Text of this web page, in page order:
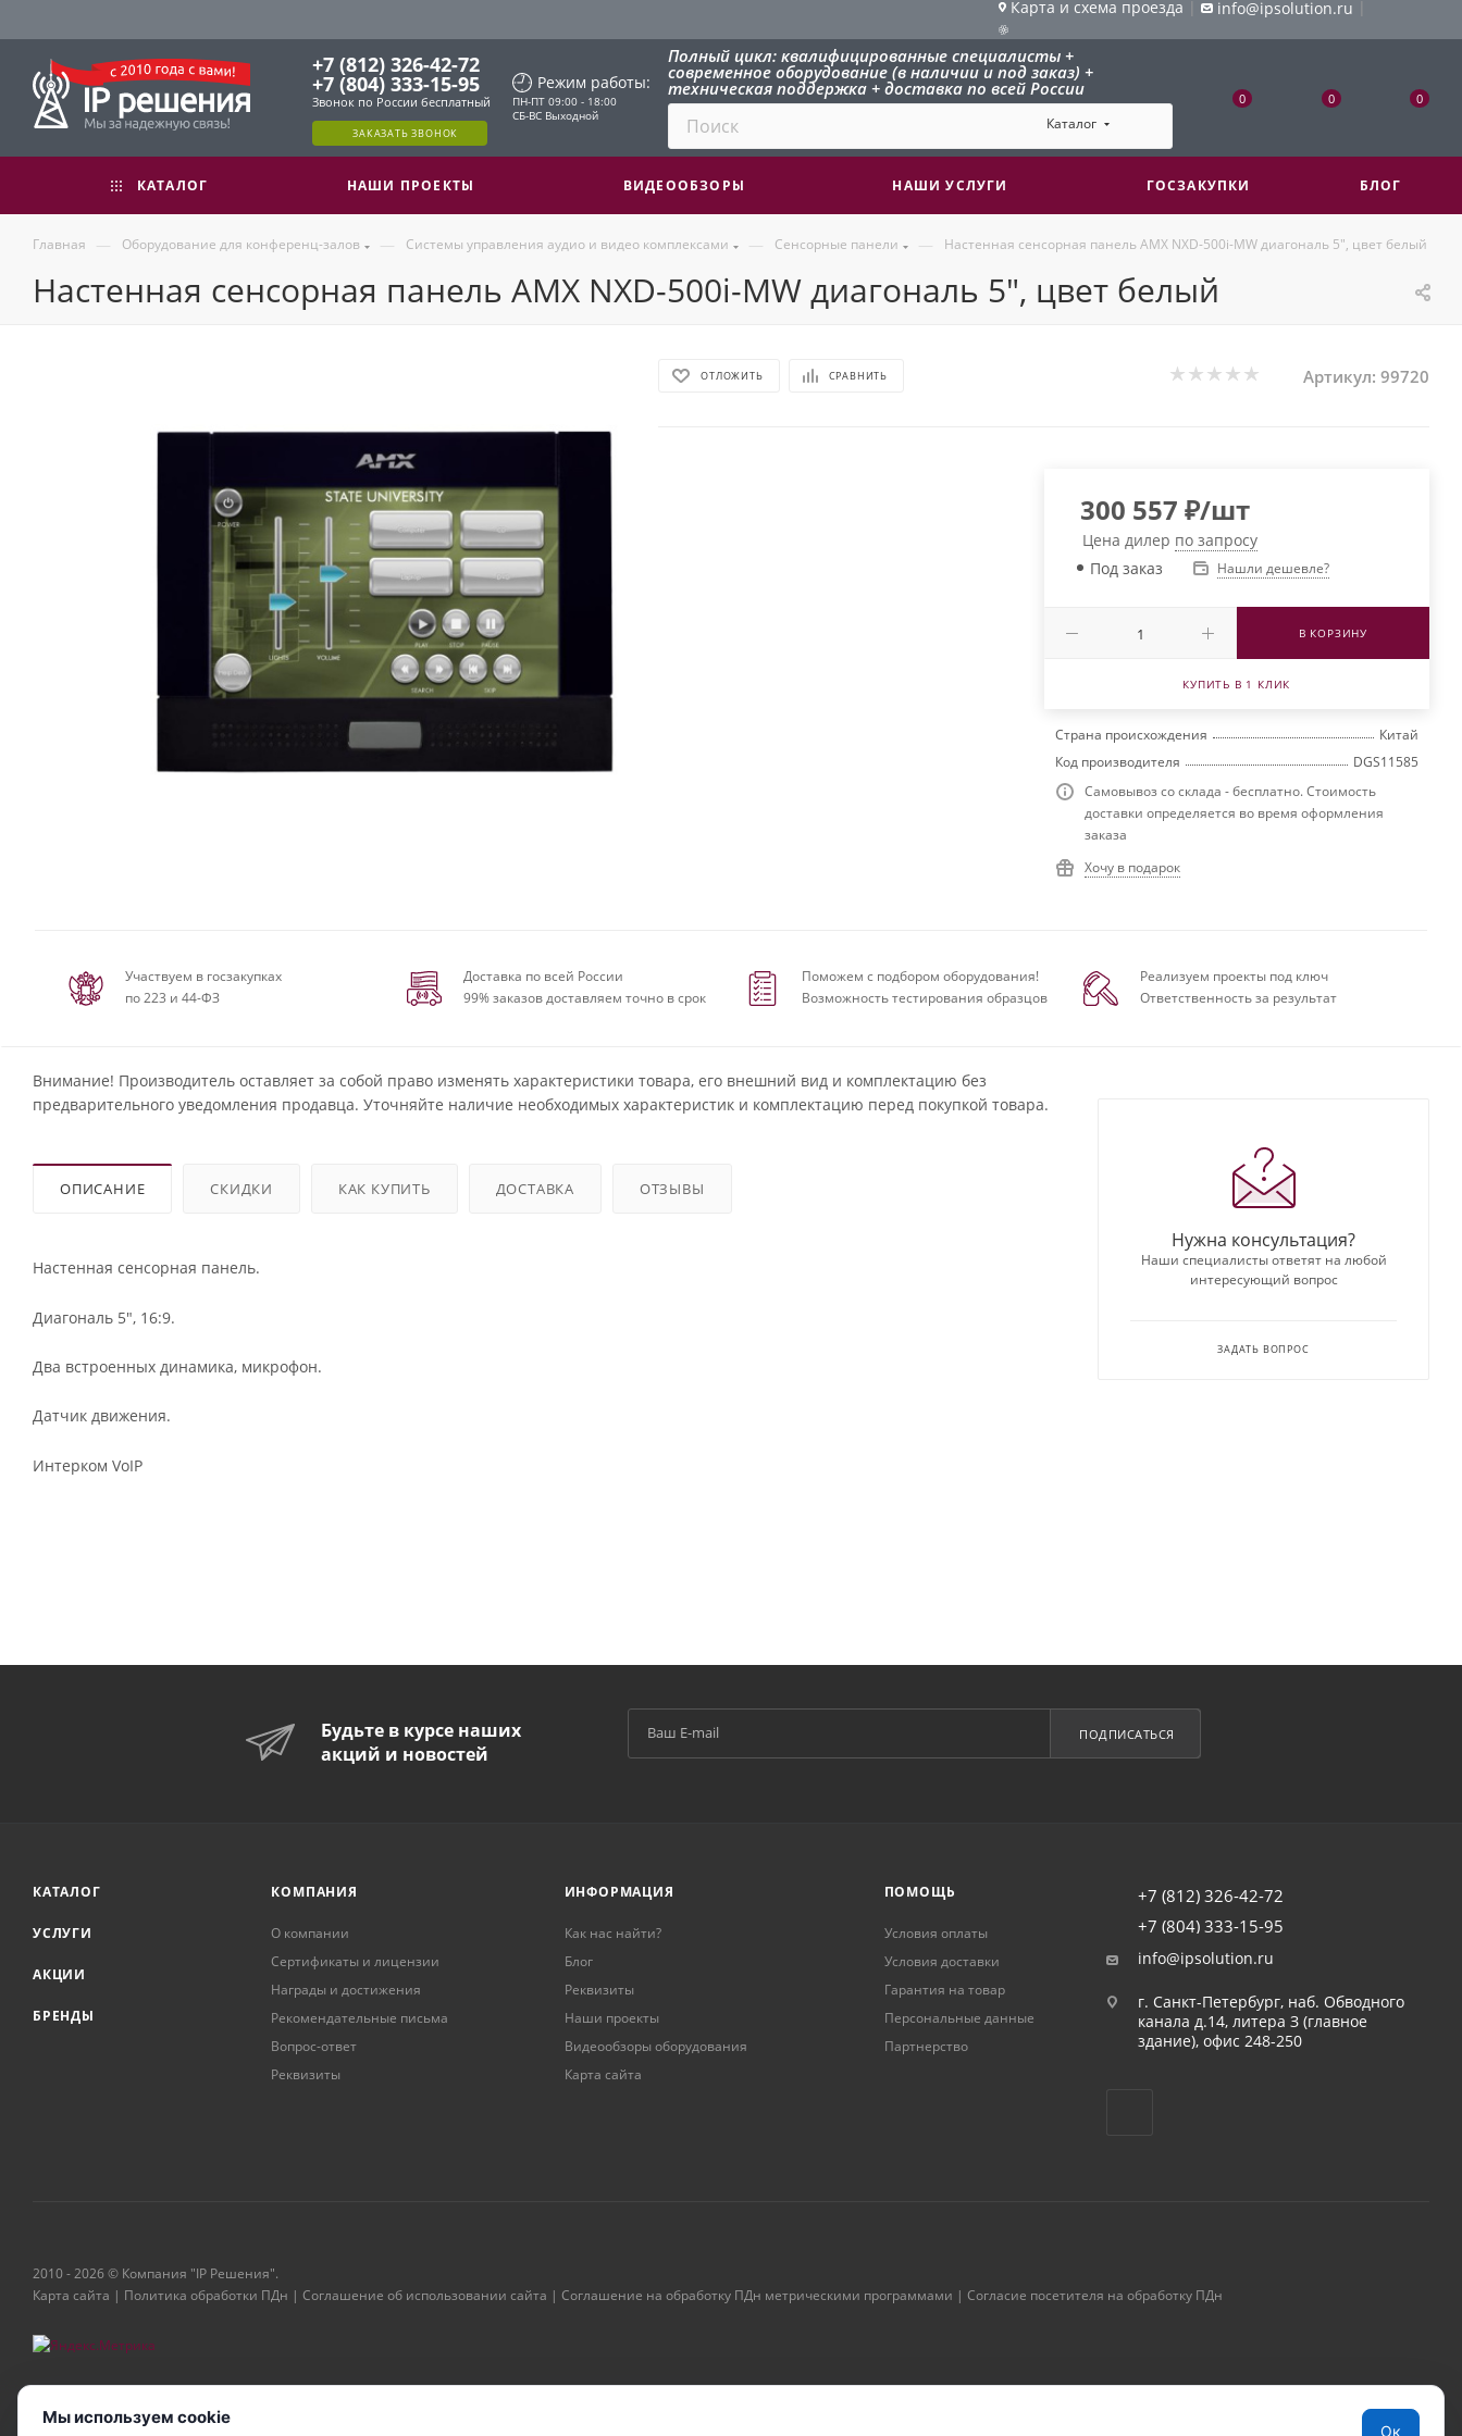
Карта и схема проезда | info@ipsolution.ru |
+7 (812) 326-42-72
+7 (804) 333-15-95
Звонок по России бесплатный
ЗАКАЗАТЬ ЗВОНОК
Режим работы:
ПН-ПТ 09:00 - 18:00
СБ-ВС Выходной
Полный цикл: квалифицированные специалисты +
современное оборудование (в наличии и под заказ) +
техническая поддержка + доставка по всей России
Каталог
0 0 0
КАТАЛОГ НАШИ ПРОЕКТЫ ВИДЕООБЗОРЫ НАШИ УСЛУГИ ГОСЗАКУПКИ БЛОГ
Главная — Оборудование для конференц-залов — Системы управления аудио и видео комплексами — Сенсорные панели — Настенная сенсорная панель AMX NXD-500i-MW диагональ 5", цвет белый
Настенная сенсорная панель AMX NXD-500i-MW диагональ 5", цвет белый
ОТЛОЖИТЬ СРАВНИТЬ Артикул: 99720
300 557 ₽/шт
Цена дилер по запросу
Под заказ
Нашли дешевле?
В КОРЗИНУ
КУПИТЬ В 1 КЛИК
Страна происхождения
Китай
Код производителя
DGS11585
Самовывоз со склада - бесплатно. Стоимость
доставки определяется во время оформления
заказа
Хочу в подарок
Участвуем в госзакупках
по 223 и 44-ФЗ
Доставка по всей России
99% заказов доставляем точно в срок
Поможем с подбором оборудования!
Возможность тестирования образцов
Реализуем проекты под ключ
Ответственность за результат
Внимание! Производитель оставляет за собой право изменять характеристики товара, его внешний вид и комплектацию без
предварительного уведомления продавца. Уточняйте наличие необходимых характеристик и комплектацию перед покупкой товара.
ОПИСАНИЕ СКИДКИ КАК КУПИТЬ ДОСТАВКА ОТЗЫВЫ
Настенная сенсорная панель.
Диагональ 5", 16:9.
Два встроенных динамика, микрофон.
Датчик движения.
Интерком VoIP
Нужна консультация?
Наши специалисты ответят на любой
интересующий вопрос
ЗАДАТЬ ВОПРОС
Будьте в курсе наших
акций и новостей
ПОДПИСАТЬСЯ
КАТАЛОГ
УСЛУГИ
АКЦИИ
БРЕНДЫ
КОМПАНИЯ
О компании
Сертификаты и лицензии
Награды и достижения
Рекомендательные письма
Вопрос-ответ
Реквизиты
ИНФОРМАЦИЯ
Как нас найти?
Блог
Реквизиты
Наши проекты
Видеообзоры оборудования
Карта сайта
ПОМОЩЬ
Условия оплаты
Условия доставки
Гарантия на товар
Персональные данные
Партнерство
+7 (812) 326-42-72
+7 (804) 333-15-95
info@ipsolution.ru
г. Санкт-Петербург, наб. Обводного
канала д.14, литера З (главное
здание), офис 248-250
2010 - 2026 © Компания "IP Решения".
Карта сайта | Политика обработки ПДн | Соглашение об использовании сайта | Соглашение на обработку ПДн метрическими программами | Согласие посетителя на обработку ПДн
Мы используем cookie
Ок